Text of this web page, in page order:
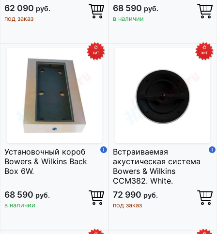
62 090 руб.
под заказ
68 590 руб.
в наличии
Установочный короб
Bowers & Wilkins Back
Box 6W.
68 590 руб.
в наличии
Встраиваемая
акустическая система
Bowers & Wilkins
CCM382. White.
72 990 руб.
под заказ